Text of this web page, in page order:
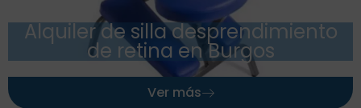
Alquiler de silla desprendimiento
de retina en Burgos
Ver más